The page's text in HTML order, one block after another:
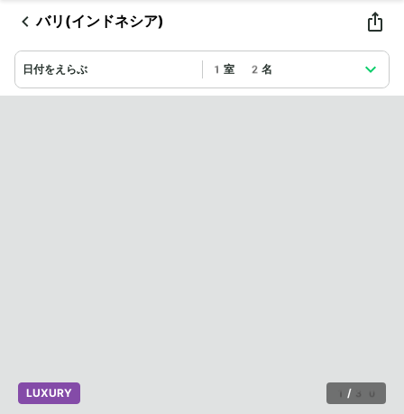
バリ(インドネシア)
日付をえらぶ 1室 2名
1 / 30
LUXURY